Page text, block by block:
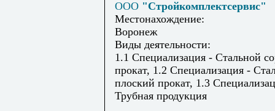
ООО "Стройкомплектсервис"
Местонахождение:
Воронеж
Виды деятельности:
1.1 Специализация - Стальной
прокат, 1.2 Специализация -
плоский прокат, 1.3
Трубная продукция